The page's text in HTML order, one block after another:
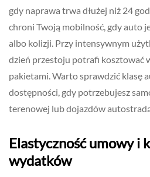
gdy naprawa trwa dłużej niż 24
chroni Twoją mobilność, gdy auto
albo kolizji. Przy intensywnym
dzień przestoju potrafi kosztować
pakietami. Warto sprawdzić klasę
dostępności, gdy potrzebujesz
terenowej lub dojazdów
Elastyczność umowy i
wydatków